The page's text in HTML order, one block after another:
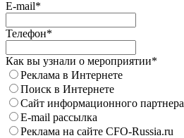
E-mail*
Телефон*
Как вы узнали о мероприятии*
Реклама в Интернете
Поиск в Интернете
Сайт информационного партнера
E-mail рассылка
Реклама на сайте CFO-Russia.ru